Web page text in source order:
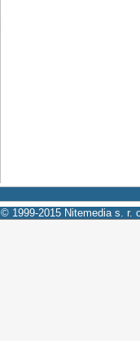
© 1999-2015 Nitemedia s. r.